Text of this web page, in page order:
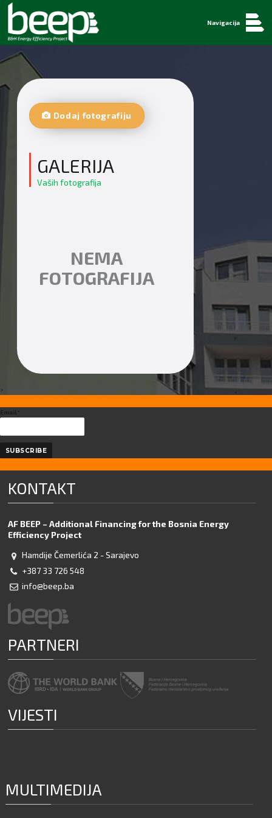
Navigacija
Dodaj fotografiju
GALERIJA
Vaših fotografija
NEMA
FOTOGRAFIJA
>
Email*
KONTAKT
AF BEEP – Additional Financing for the Bosnia Energy
Efficiency Project
Hamdije Čemerlića 2 - Sarajevo
+387 33 726 548
info@beep.ba
PARTNERI
VIJESTI
MULTIMEDIJA